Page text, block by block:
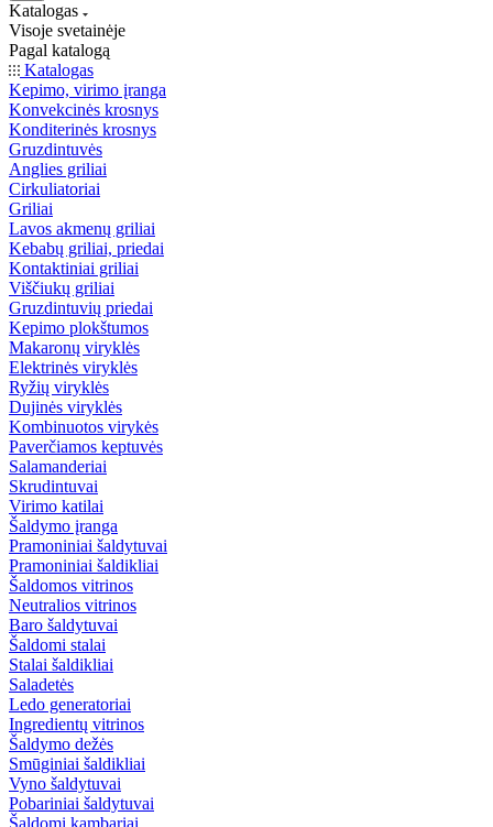
Katalogas
Visoje svetainėje
Pagal katalogą
Katalogas
Kepimo, virimo įranga
Konvekcinės krosnys
Konditerinės krosnys
Gruzdintuvės
Anglies griliai
Cirkuliatoriai
Griliai
Lavos akmenų griliai
Kebabų griliai, priedai
Kontaktiniai griliai
Viščiukų griliai
Gruzdintuvių priedai
Kepimo plokštumos
Makaronų viryklės
Elektrinės viryklės
Ryžių viryklės
Dujinės viryklės
Kombinuotos virykės
Paverčiamos keptuvės
Salamanderiai
Skrudintuvai
Virimo katilai
Šaldymo įranga
Pramoniniai šaldytuvai
Pramoniniai šaldikliai
Šaldomos vitrinos
Neutralios vitrinos
Baro šaldytuvai
Šaldomi stalai
Stalai šaldikliai
Saladetės
Ledo generatoriai
Ingredientų vitrinos
Šaldymo dežės
Smūginiai šaldikliai
Vyno šaldytuvai
Pobariniai šaldytuvai
Šaldomi kambariai